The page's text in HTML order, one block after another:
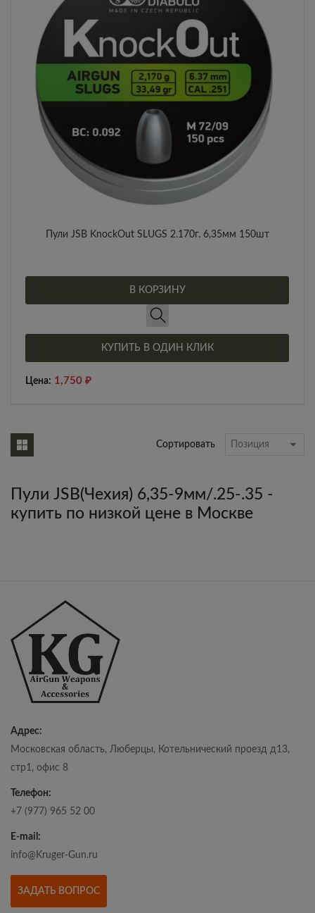
Пули JSB KnockOut SLUGS 2.170г. 6,35мм 150шт
В КОРЗИНУ
КУПИТЬ В ОДИН КЛИК
Цена: 1,750 ₽
Сортировать
Пули JSB(Чехия) 6,35-9мм/.25-.35 -
купить по низкой цене в Москве
Адрес:
Московская область, Люберцы, Котельнический проезд д13,
стр1, офис 8
Телефон:
+7 (977) 965 52 00
E-mail:
info@Kruger-Gun.ru
ЗАДАТЬ ВОПРОС